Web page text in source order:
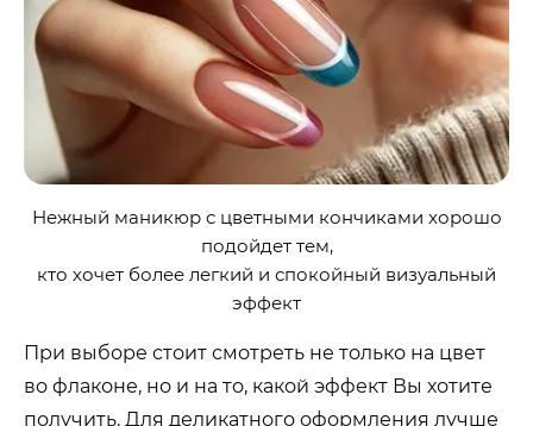
Нежный маникюр с цветными кончиками хорошо
подойдет тем,
кто хочет более легкий и спокойный визуальный
эффект
При выборе стоит смотреть не только на цвет
во флаконе, но и на то, какой эффект Вы хотите
получить. Для деликатного оформления лучше